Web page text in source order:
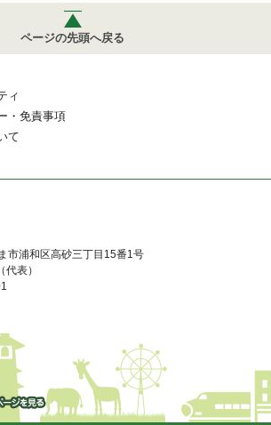
ページの先頭へ戻る
ィ
・免責事項
て
市浦和区高砂三丁目15番1号
表）
まっ